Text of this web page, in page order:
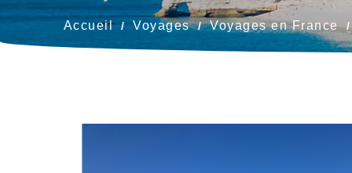
Accueil Voyages Voyages en France